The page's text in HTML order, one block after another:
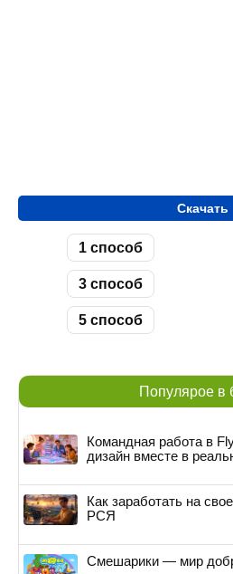
Скачать
1 способ
3 способ
5 способ
Популярое в
Командная работа в
дизайн вместе в
Как заработать на
РСЯ
Смешарики — мир